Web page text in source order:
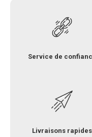
Service de
Livraisons rapides